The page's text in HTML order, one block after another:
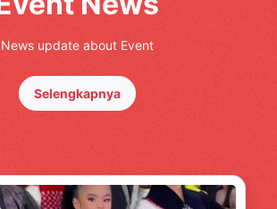
News update about Event
Selengkapnya